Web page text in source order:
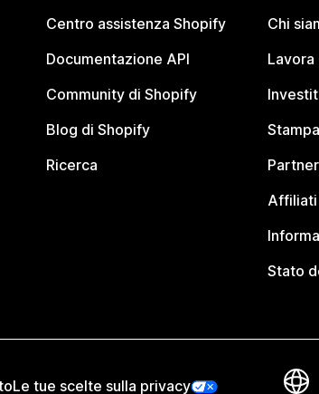
Centro assistenza Shopify
Documentazione API
Community di Shopify
Blog di Shopify
Ricerca
Chi
Lavora
Partner
Affiliati
Stato
Le tue scelte sulla privacy